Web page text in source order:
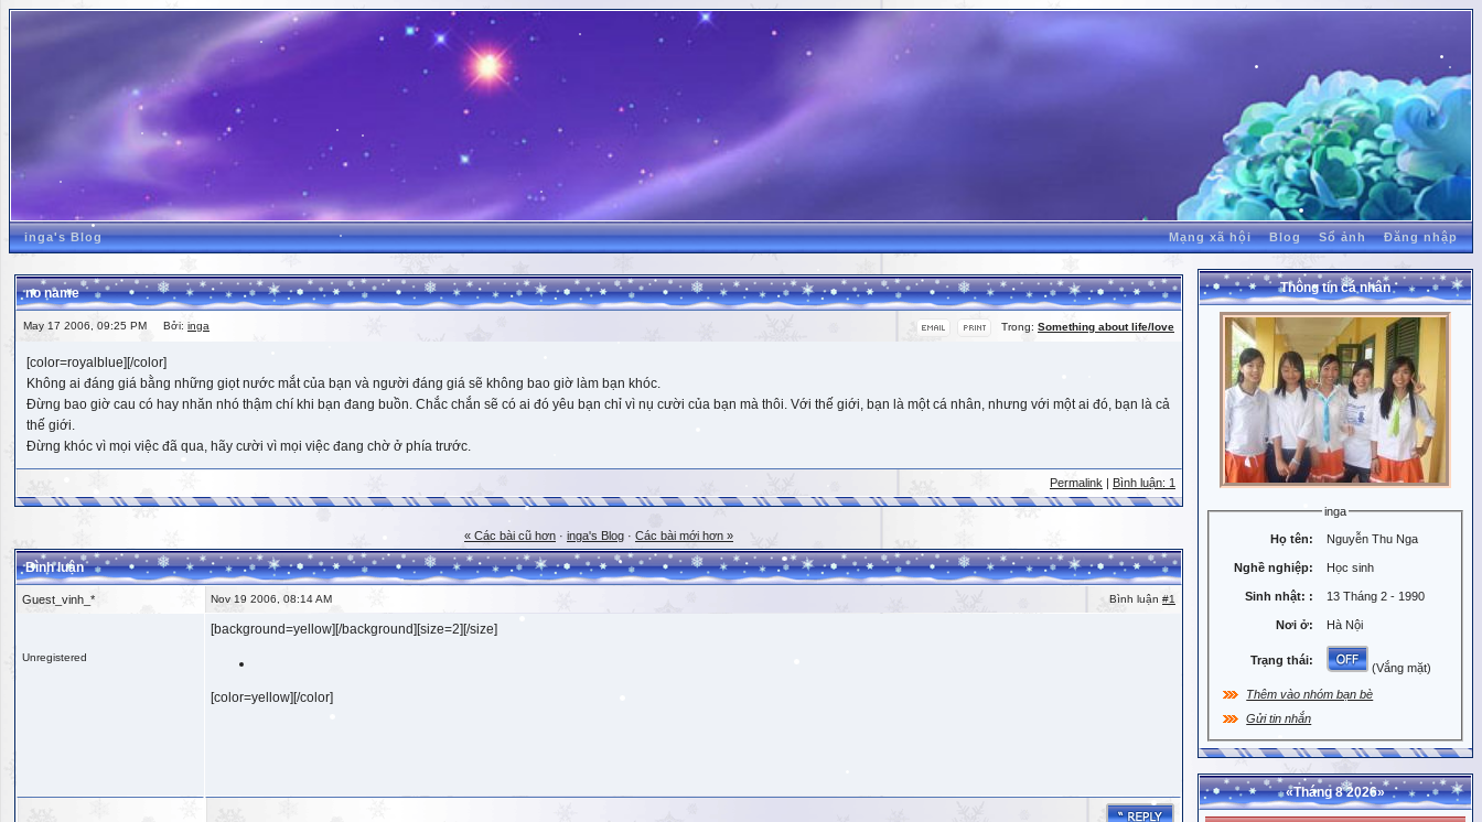
inga's Blog Mạng xã hội Blog Sổ ảnh Đăng nhập
no name
Trong: Something about life/love
May 17 2006, 09:25 PM Bởi: inga
[color=royalblue][/color]
Không ai đáng giá bằng những giọt nước mắt của bạn và người đáng giá sẽ không bao giờ làm bạn khóc.
Đừng bao giờ cau có hay nhăn nhó thậm chí khi bạn đang buồn. Chắc chắn sẽ có ai đó yêu bạn chỉ vì nụ cười của bạn mà thôi. Với thế giới, bạn là một cá nhân, nhưng với một ai đó, bạn là cả
thế giới.
Đừng khóc vì mọi việc đã qua, hãy cười vì mọi việc đang chờ ở phía trước.
Permalink Bình luận: 1
« Các bài cũ hơn · inga's Blog · Các bài mới hơn »
Bình luận
Guest_vinh_* Nov 19 2006, 08:14 AM Bình luận #1
Unregistered
[background=yellow][/background][size=2][/size]
[color=yellow][/color]
Thông tin cá nhân
inga
Họ tên: Nguyễn Thu Nga
Nghề nghiệp: Học sinh
Sinh nhật: : 13 Tháng 2 - 1990
Nơi ở: Hà Nội
Trạng thái:
(Vắng mặt)
Thêm vào nhóm bạn bè
Gửi tin nhắn
«Tháng 8 2026»